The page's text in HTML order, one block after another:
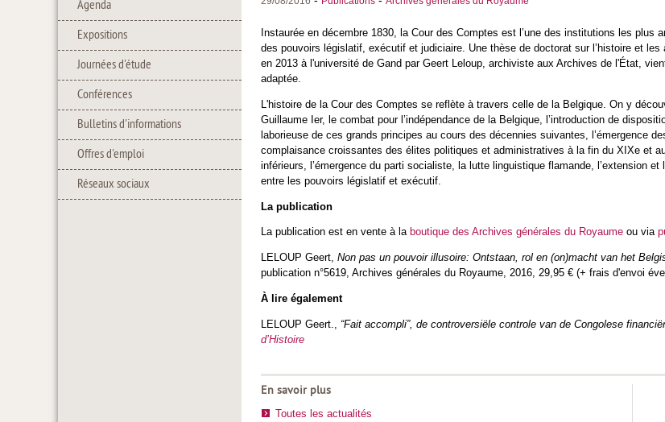
Agenda
Expositions
Journées d'étude
Conférences
Bulletins d'informations
Offres d'emploi
Réseaux sociaux
Instaurée en décembre 1830, la Cour des Comptes est l’une des institutions les
des pouvoirs législatif, exécutif et judiciaire. Une thèse de doctorat sur l’histoire et
en 2013 à l'université de Gand par Geert Leloup, archiviste aux Archives de l'État,
adaptée.
L'histoire de la Cour des Comptes se reflète à travers celle de la Belgique. On y
Guillaume Ier, le combat pour l’indépendance de la Belgique, l’introduction de
laborieuse de ces grands principes au cours des décennies suivantes, l’émergence
complaisance croissantes des élites politiques et administratives à la fin du XIXe et
inférieurs, l’émergence du parti socialiste, la lutte linguistique flamande, l’extension
entre les pouvoirs législatif et exécutif.
La publication
La publication est en vente à la boutique des Archives générales du Royaume ou via
LELOUP Geert, Non pas un pouvoir illusoire: Ontstaan, rol en (on)macht van het
publication n°5619, Archives générales du Royaume, 2016, 29,95 € (+ frais d'envoi
À lire également
LELOUP Geert., “Fait accompli”, de controversiële controle van de Congolese
d’Histoire
En savoir plus
Toutes les actualités